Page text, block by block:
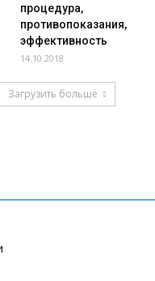
процедура,
противопоказания,
эффективность
14.10.2018
Загрузить больше